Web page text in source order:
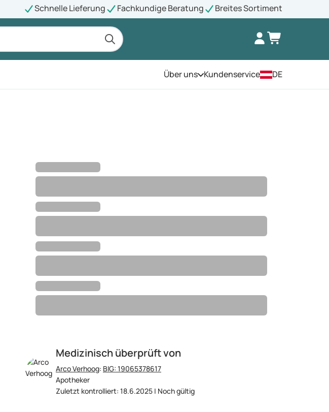
Schnelle Lieferung Fachkundige Beratung Breites Sortiment
Über unsÖffnen Sie das Menü
Kundenservice DE
Medizinisch überprüft von
Arco Verhoog: BIG: 19065378617
Apotheker
Zuletzt kontrolliert: 18.6.2025 | Noch gültig